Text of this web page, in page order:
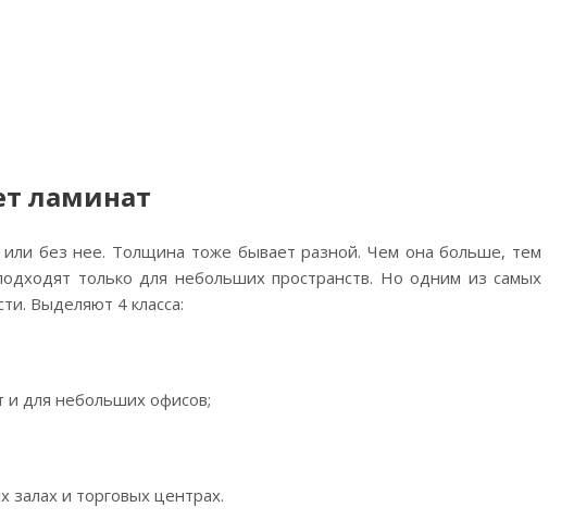
ламинат
без нее. Толщина тоже бывает разной. Чем она больше, тем
только для небольших пространств. Но одним из самых
Выделяют 4 класса:
для небольших офисов;
залах и торговых центрах.